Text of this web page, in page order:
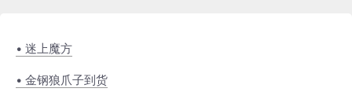
• 迷上魔方
• 金钢狼爪子到货